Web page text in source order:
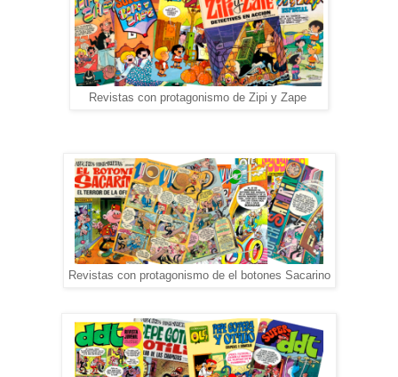
Revistas con protagonismo de Zipi y Zape
Revistas con protagonismo de el botones Sacarino